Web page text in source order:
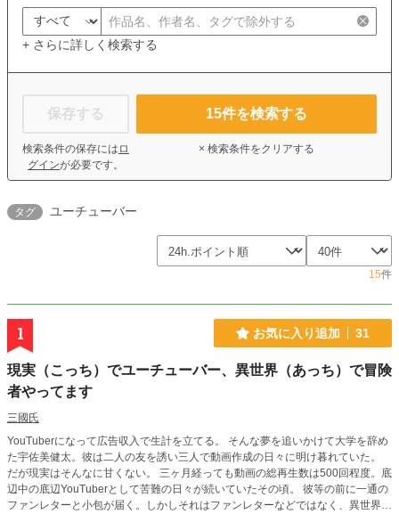
+ さらに詳しく検索する
保存する
検索条件の保存には ロ
グインが必要です。
15件を検索する
× 検索条件をクリアする
タグ ユーチューバー
15件
1 お気に入り追加 31
現実（こっち）でユーチューバー、異世界（あっち）で冒険
者やってます
三國氏
YouTuberになって広告収入で生計を立てる。 そんな夢を追いかけて大学を辞め
た宇佐美健太。彼は二人の友を誘い三人で動画作成の日々に明け暮れていた。
だが現実はそんなに甘くない。 三ヶ月経っても動画の総再生数は500回程度。底
辺中の底辺YouTuberとして苦難の日々が続いていたその頃。 彼等の前に一通の
ファンレターと小包が届く。しかしそれはファンレターなどではなく、異世界か